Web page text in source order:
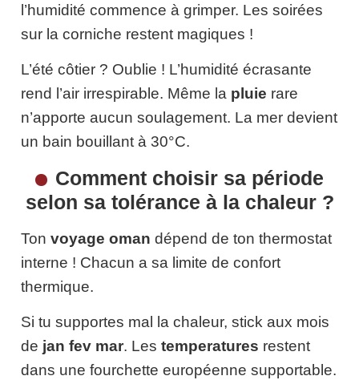
l’humidité commence à grimper. Les soirées
sur la corniche restent magiques !
L’été côtier ? Oublie ! L’humidité écrasante
rend l’air irrespirable. Même la pluie rare
n’apporte aucun soulagement. La mer devient
un bain bouillant à 30°C.
Comment choisir sa période
selon sa tolérance à la chaleur ?
Ton voyage oman dépend de ton thermostat
interne ! Chacun a sa limite de confort
thermique.
Si tu supportes mal la chaleur, stick aux mois
de jan fev mar. Les temperatures restent
dans une fourchette européenne supportable.